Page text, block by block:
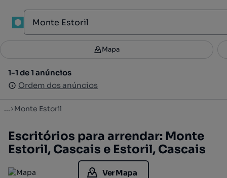
Filtros 4
1-1 de 1 anúncios
Ordem dos anúncios
Mapa
1-1 de 1 anúncios
Ordem dos anúncios
... Monte Estoril
Escritórios para arrendar: Monte
Estoril, Cascais e Estoril, Cascais
Ver Mapa